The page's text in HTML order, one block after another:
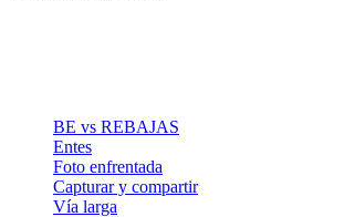
BE vs REBAJAS
Entes
Foto enfrentada
Capturar y compartir
Vía larga